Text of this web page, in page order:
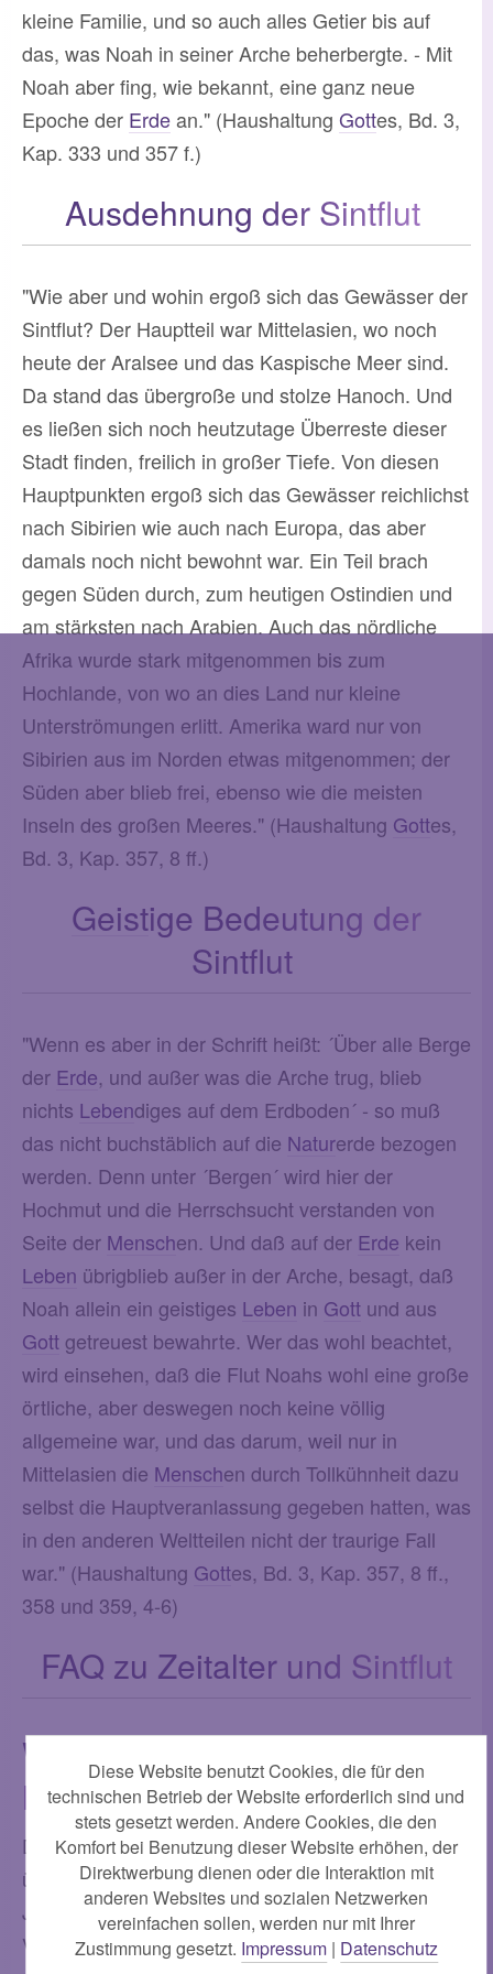
kleine Familie, und so auch alles Getier bis auf
das, was Noah in seiner Arche beherbergte. - Mit
Noah aber fing, wie bekannt, eine ganz neue
Epoche der Erdean." (Haushaltung Gottes, Bd. 3,
Kap. 333 und 357 f.)
Ausdehnung der Sintflut
"Wie aber und wohin ergoß sich das Gewässer der
Sintflut? Der Hauptteil war Mittelasien, wo noch
heute der Aralsee und das Kaspische Meer sind.
Da stand das übergroße und stolze Hanoch. Und
es ließen sich noch heutzutage Überreste dieser
Stadt finden, freilich in großer Tiefe. Von diesen
Hauptpunkten ergoß sich das Gewässer reichlichst
nach Sibirien wie auch nach Europa, das aber
damals noch nicht bewohnt war. Ein Teil brach
gegen Süden durch, zum heutigen Ostindien und
am stärksten nach Arabien. Auch das nördliche
Afrika wurde stark mitgenommen bis zum
Hochlande, von wo an dies Land nur kleine
Unterströmungen erlitt. Amerika ward nur von
Sibirien aus im Norden etwas mitgenommen; der
Süden aber blieb frei, ebenso wie die meisten
Inseln des großen Meeres." (Haushaltung Gottes,
Bd. 3, Kap. 357, 8 ff.)
Geistige Bedeutung der
Sintflut
"Wenn es aber in der Schrift heißt: ´Über alle Berge
der Erde, und außer was die Arche trug, blieb
nichts Lebendiges auf dem Erdboden´ - so muß
das nicht buchstäblich auf die Naturerde bezogen
werden. Denn unter ´Bergen´ wird hier der
Hochmut und die Herrschsucht verstanden von
Seite der Menschen. Und daß auf der Erde kein
Leben übrigblieb außer in der Arche, besagt, daß
Noah allein ein geistiges Leben in Gott und aus
Gott getreuest bewahrte. Wer das wohl beachtet,
wird einsehen, daß die Flut Noahs wohl eine große
örtliche, aber deswegen noch keine völlig
allgemeine war, und das darum, weil nur in
Mittelasien die Menschen durch Tollkühnheit dazu
selbst die Hauptveranlassung gegeben hatten, was
in den anderen Weltteilen nicht der traurige Fall
war." (Haushaltung Gottes, Bd. 3, Kap. 357, 8 ff.,
358 und 359, 4-6)
FAQ zu Zeitalter und Sintflut
Was sind Zeitalter derMensch
heit?
Darunter versteht man alle Epochen der Vorzeit,
über die irgendeine Überlieferung erhalten blieb.
Jedes dieser Zeitalter war von einem bestimmten
Verhalten derMenschen geprägt, indem sie
Diese Website benutzt Cookies, die für den
technischen Betrieb der Website erforderlich sind und
stets gesetzt werden. Andere Cookies, die den
Komfort bei Benutzung dieser Website erhöhen, der
Direktwerbung dienen oder die Interaktion mit
anderen Websites und sozialen Netzwerken
vereinfachen sollen, werden nur mit Ihrer
Zustimmung gesetzt. Impressum| Datenschutz